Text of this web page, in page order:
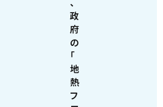
政
府
の
「
地
熱
フ